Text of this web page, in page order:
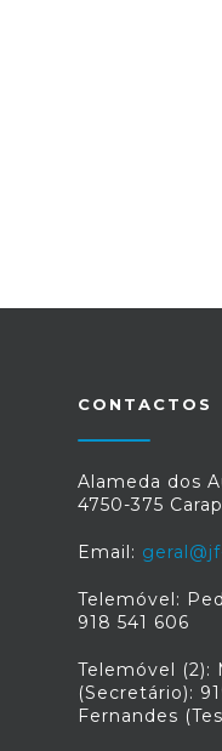
CONTACTOS
Alameda dos
4750-375
Email:
Telemóvel:
918 541 606
Telemóvel (2):
(Secretário):
Fernandes